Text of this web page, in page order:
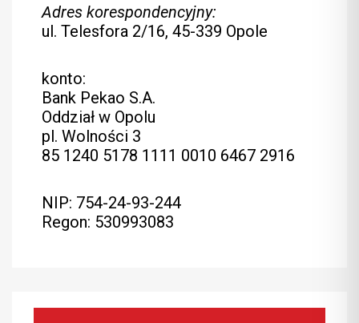
Adres korespondencyjny:
ul. Telesfora 2/16, 45-339 Opole
konto:
Bank Pekao S.A.
Oddział w Opolu
pl. Wolności 3
85 1240 5178 1111 0010 6467 2916
NIP: 754-24-93-244
Regon: 530993083